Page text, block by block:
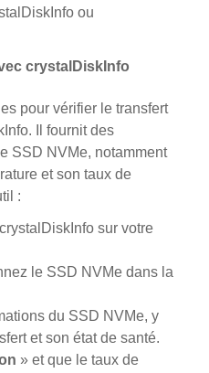
ou
crystalDiskInfo
pour vérifier le transfert
Il fournit des
SSD NVMe, notamment
et son taux de
:
sur votre
le SSD NVMe dans la
du SSD NVMe, y
et son état de santé.
» et que le taux de